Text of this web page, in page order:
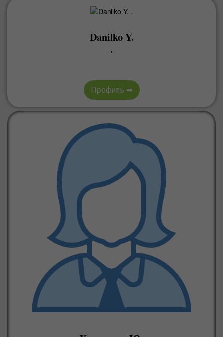
Danilko Y.
.
Профиль ➡